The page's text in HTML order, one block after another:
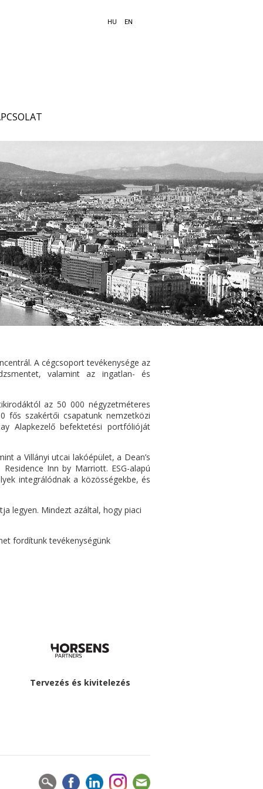
HU EN
A cégcsoport tevékenysége az
valamint az ingatlan- és
az 50 000 négyzetméteres
fős szakértői csapatunk nemzetközi
Alapkezelő befektetési portfólióját
a Villányi utcai lakóépület, a Dean’s
Inn by Marriott. ESG-alapú
integrálódnak a közösségekbe, és
legyen. Mindezt azáltal, hogy piaci
fordítunk tevékenységünk
Tervezés és kivitelezés